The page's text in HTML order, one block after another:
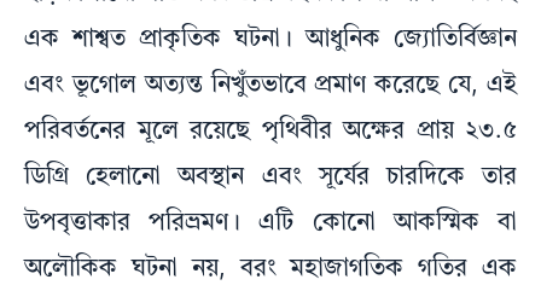
এক শাশ্বত প্রাকৃতিক ঘটনা। আধুনিক জ্যোতির্বিজ্ঞান
এবং ভূগোল অত্যন্ত নিখুঁতভাবে প্রমাণ করেছে যে, এই
পরিবর্তনের মূলে রয়েছে পৃথিবীর অক্ষের প্রায় ২৩.৫
ডিগ্রি হেলানো অবস্থান এবং সূর্যের চারদিকে তার
উপবৃত্তাকার পরিভ্রমণ। এটি কোনো আকস্মিক বা
অলৌকিক ঘটনা নয়, বরং মহাজাগতিক গতির এক